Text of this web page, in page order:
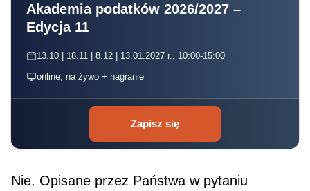
Akademia podatków 2026/2027 –
Edycja 11
13.10 | 18.11 | 8.12 | 13.01.2027 r., 10:00-15:00
online, na żywo + nagranie
Zapisz się
Nie. Opisane przez Państwa w pytaniu